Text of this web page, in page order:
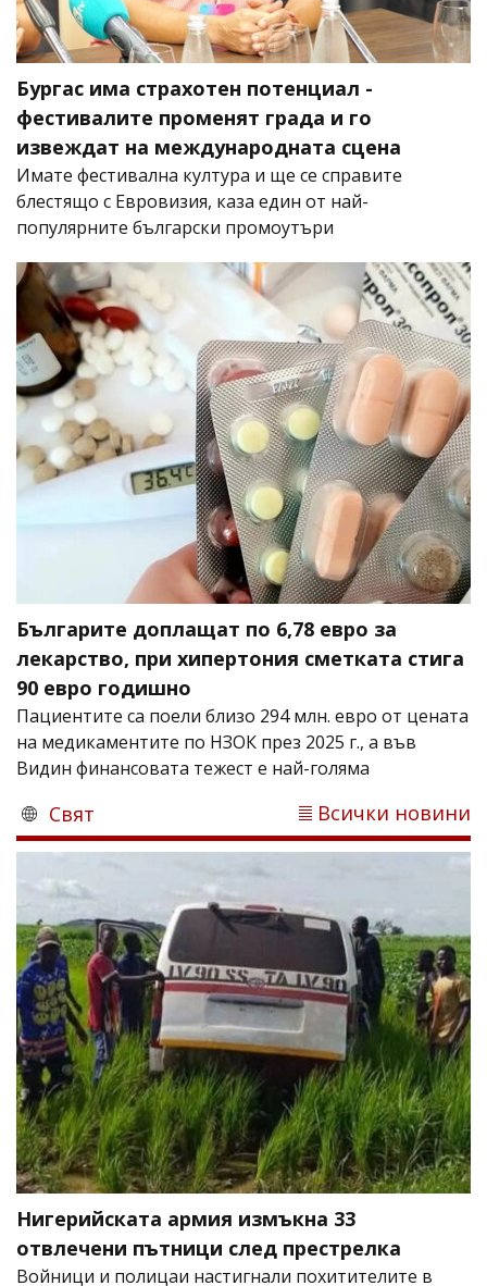
Бургас има страхотен потенциал -
фестивалите променят града и го
извеждат на международната сцена
Имате фестивална култура и ще се справите
блестящо с Евровизия, каза един от най-
популярните български промоутъри
Българите доплащат по 6,78 евро за
лекарство, при хипертония сметката стига
90 евро годишно
Пациентите са поели близо 294 млн. евро от цената
на медикаментите по НЗОК през 2025 г., а във
Видин финансовата тежест е най-голяма
Свят Всички новини
Нигерийската армия измъкна 33
отвлечени пътници след престрелка
Войници и полицаи настигнали похитителите в